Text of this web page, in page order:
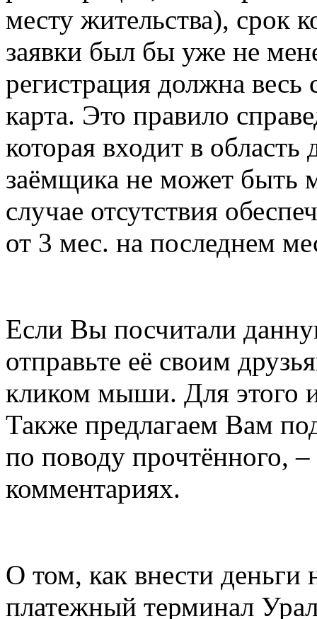
месту жительства), срок
заявки был бы уже не
регистрация должна весь
карта. Это правило
которая входит в область
заёмщика не может быть
случае отсутствия
от 3 мес. на последнем
Если Вы посчитали
отправьте её своим
кликом мыши. Для этого
Также предлагаем Вам
по поводу прочтённого,
комментариях.
О том, как внести деньги
платежный терминал